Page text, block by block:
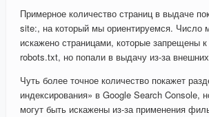
Примерное количество страниц в выдаче
site:, на который мы ориентируемся. Число
искажено страницами, которые запрещены
robots.txt, но попали в выдачу из-за
Чуть более точное количество покажет
индексирования» в Google Search Console,
могут быть искажены из-за применения